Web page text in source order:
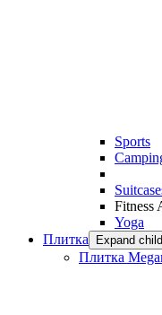
Sports
Fitness
Yoga
Плитка
Expand
Плитка